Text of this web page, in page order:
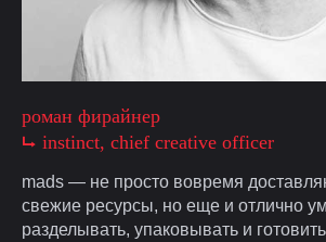
роман фирайнер
⮡ instinct, chief creative officer
mads — не просто вовремя
свежие ресурсы, но еще и отлично
разделывать, упаковывать и